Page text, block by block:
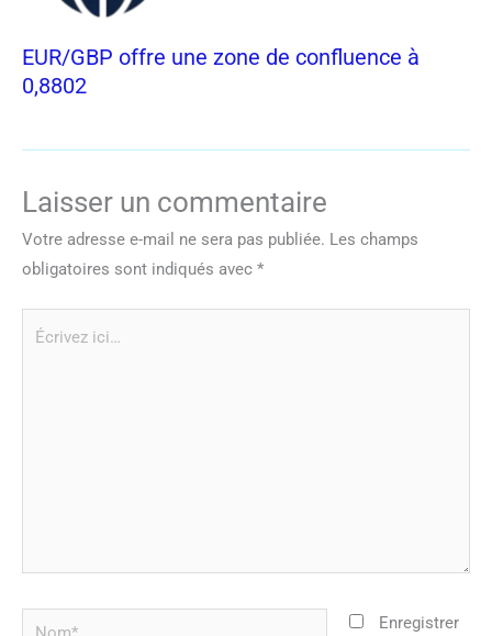
EUR/GBP offre une zone de confluence à
0,8802
Laisser un commentaire
Votre adresse e-mail ne sera pas publiée. Les champs
obligatoires sont indiqués avec *
Nom*
Enregistrer